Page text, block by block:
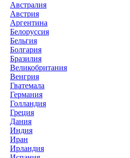
Австралия
Австрия
Аргентина
Белоруссия
Бельгия
Болгария
Бразилия
Великобритания
Венгрия
Гватемала
Германия
Голландия
Греция
Дания
Индия
Иран
Ирландия